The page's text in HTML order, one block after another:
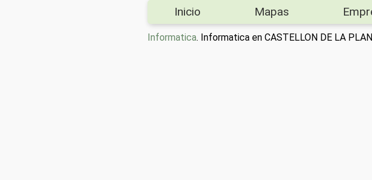
Inicio Mapas
Informatica. Informatica en CASTELLON DE LA